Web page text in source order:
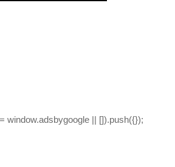
window.adsbygoogle || []).push({});